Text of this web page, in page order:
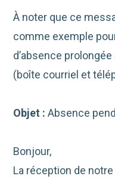
À noter que ce
comme exemple
d’absence
(boîte courriel et
Objet :Absence
Bonjour,
La réception de